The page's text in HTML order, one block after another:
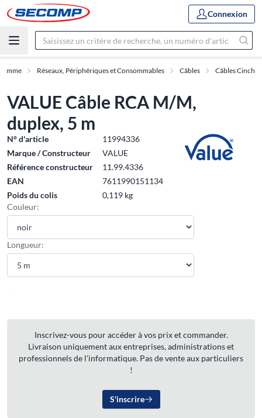
Connexion
Réseaux, Périphériques et Consommables Câbles Câbles Cinch
VALUE Câble RCA M/M,
duplex, 5 m
N° d'article
11994336
Marque / Constructeur
VALUE
Référence constructeur
11.99.4336
EAN
7611990151134
Poids du colis
0,119 kg
Couleur:
Longueur:
Inscrivez-vous pour accéder à vos prix et commander.
Livraison uniquement aux entreprises, administrations et
professionnels de l'informatique. Pas de vente aux particuliers
!
S'inscrire